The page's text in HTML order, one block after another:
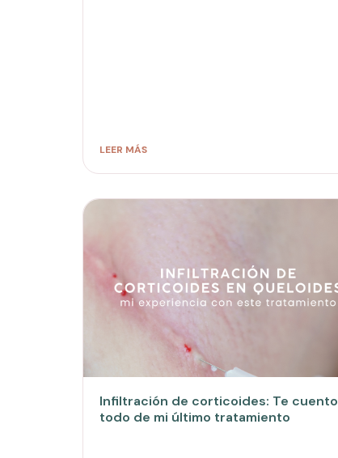
LEER MÁS
Infiltración de corticoides: Te cuento
todo de mi último tratamiento